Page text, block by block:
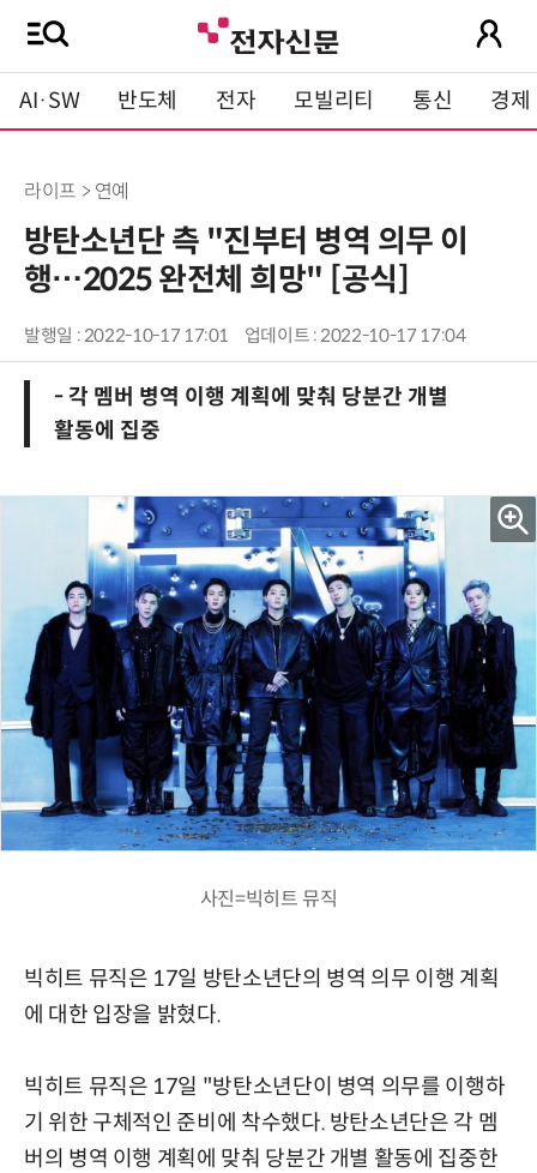
AI·SW 반도체 전자 모빌리티 통신 경제
라이프 > 연예
방탄소년단 측 "진부터 병역 의무 이
행…2025 완전체 희망" [공식]
발행일 : 2022-10-17 17:01 업데이트 : 2022-10-17 17:04
- 각 멤버 병역 이행 계획에 맞춰 당분간 개별
활동에 집중
사진=빅히트 뮤직
빅히트 뮤직은 17일 방탄소년단의 병역 의무 이행 계획
에 대한 입장을 밝혔다.
빅히트 뮤직은 17일 "방탄소년단이 병역 의무를 이행하
기 위한 구체적인 준비에 착수했다. 방탄소년단은 각 멤
버의 병역 이행 계획에 맞춰 당분간 개별 활동에 집중한